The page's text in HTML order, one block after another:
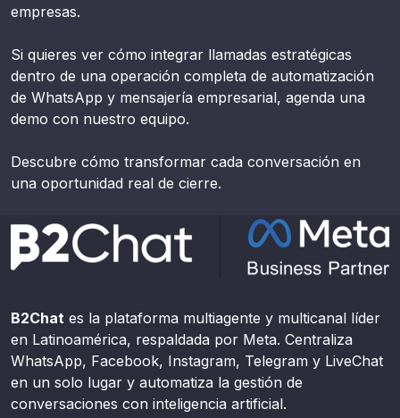
empresas.
Si quieres ver cómo integrar llamadas estratégicas
dentro de una operación completa de automatización
de WhatsApp y mensajería empresarial, agenda una
demo con nuestro equipo.
Descubre cómo transformar cada conversación en
una oportunidad real de cierre.
B2Chat es la plataforma multiagente y multicanal líder
en Latinoamérica, respaldada por Meta. Centraliza
WhatsApp, Facebook, Instagram, Telegram y LiveChat
en un solo lugar y automatiza la gestión de
conversaciones con inteligencia artificial.